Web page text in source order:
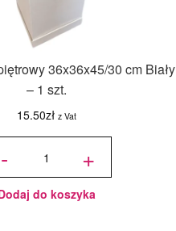
36x36x45/30 cm Biały
– 1 szt.
15.50zł z Vat
-
Karton
30
Biały - 1 +
do koszyka